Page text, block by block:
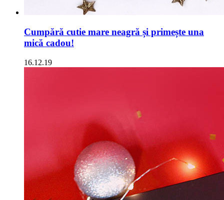
Cumpără cutie mare neagră și primește una
mică cadou!
16.12.19